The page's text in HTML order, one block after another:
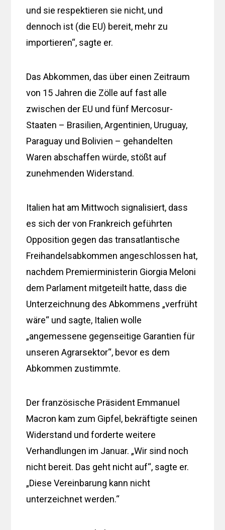
und sie respektieren sie nicht, und
dennoch ist (die EU) bereit, mehr zu
importieren“, sagte er.
Das Abkommen, das über einen Zeitraum
von 15 Jahren die Zölle auf fast alle
zwischen der EU und fünf Mercosur-
Staaten – Brasilien, Argentinien, Uruguay,
Paraguay und Bolivien – gehandelten
Waren abschaffen würde, stößt auf
zunehmenden Widerstand.
Italien hat am Mittwoch signalisiert, dass
es sich der von Frankreich geführten
Opposition gegen das transatlantische
Freihandelsabkommen angeschlossen hat,
nachdem Premierministerin Giorgia Meloni
dem Parlament mitgeteilt hatte, dass die
Unterzeichnung des Abkommens „verfrüht
wäre“ und sagte, Italien wolle
„angemessene gegenseitige Garantien für
unseren Agrarsektor“, bevor es dem
Abkommen zustimmte.
Der französische Präsident Emmanuel
Macron kam zum Gipfel, bekräftigte seinen
Widerstand und forderte weitere
Verhandlungen im Januar. „Wir sind noch
nicht bereit. Das geht nicht auf“, sagte er.
„Diese Vereinbarung kann nicht
unterzeichnet werden.“